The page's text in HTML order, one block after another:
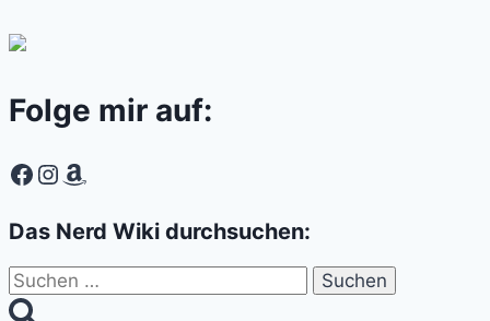
Folge mir auf:
Facebook
Instagram
Amazon
Das Nerd Wiki durchsuchen:
Suchen
nach: